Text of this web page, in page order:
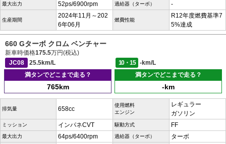
最大出力 52ps/6900rpm 過給器（ターボ） -
生産期間
2024年11月～202
6年06月
燃費性能
R12年度燃費基準7
5%達成
660 Gターボ クロム ベンチャー
新車時価格175.5万円(税込)
JC08
25.5km/L 10・15
-km/L
満タンでどこまで走る？
765km
満タンでどこまで走る？
-km
排気量 658cc
使用燃料
エンジン
レギュラー
ガソリン
ミッション インパネCVT 駆動方式 FF
最大出力 64ps/6400rpm 過給器（ターボ） ターボ